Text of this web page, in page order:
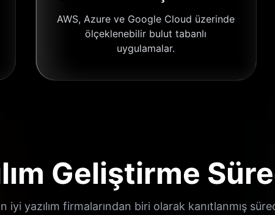
AWS, Azure ve Google Cloud üzerinde
ölçeklenebilir bulut tabanlı
uygulamalar.
Geliştirme
iyi yazılım firmalarından biri olarak kanıtlanmış